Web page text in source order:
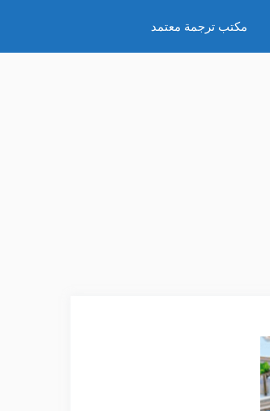
مكتب ترجمة معتمد